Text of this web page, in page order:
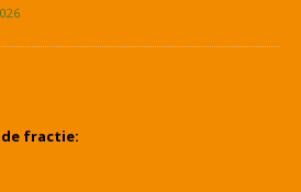
fractie: